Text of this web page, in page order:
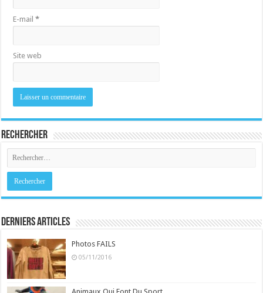
E-mail*
Site web
Rechercher
Derniers Articles
Photos FAILS
05/11/2016